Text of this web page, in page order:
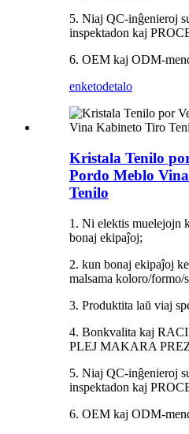
5. Niaj QC-inĝenieroj
inspektadon kaj
6. OEM kaj ODM-
enketodetalo
Kristala Tenilo
Pordo Meblo
Tenilo
1. Ni elektis muelejojn
bonaj ekipaĵoj;
2. kun bonaj ekipaĵoj
malsama koloro/formo/
3. Produktita laŭ viaj
4. Bonkvalita kaj
PLEJ MAKARA
5. Niaj QC-inĝenieroj
inspektadon kaj
6. OEM kaj ODM-